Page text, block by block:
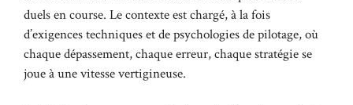
duels en course. Le contexte est chargé, à la fois
d’exigences techniques et de psychologies de pilotage, où
chaque dépassement, chaque erreur, chaque stratégie se
joue à une vitesse vertigineuse.